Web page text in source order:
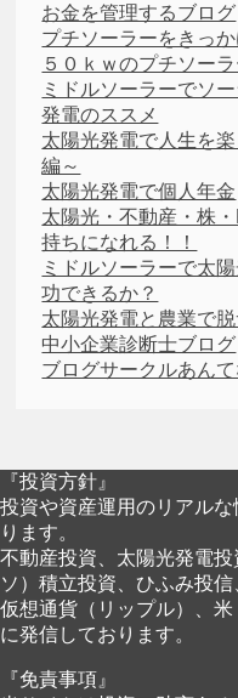
お金を管理するブログ
プチソーラーをきっ
５０ｋｗのプチソー
ミドルソーラーでソ
発電のススメ
太陽光発電で人生を
編～
太陽光発電で個人年金
太陽光・不動産・株
持ちになれる！！
ミドルソーラーで太
功できるか？
太陽光発電と農業で脱
中小企業診断士ブログ
ブログサークルあんて
『投資方針』
投資や資産運用のリアル
ります。
不動産投資、太陽光発電
ソ）積立投資、ひふみ投
仮想通貨（リップル）、
に発信しております。
『免責事項』